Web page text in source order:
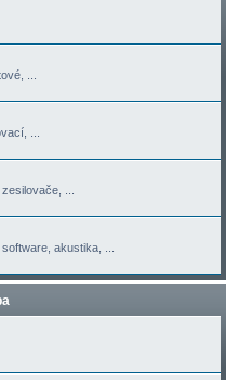
...
...
...
akustika, ...